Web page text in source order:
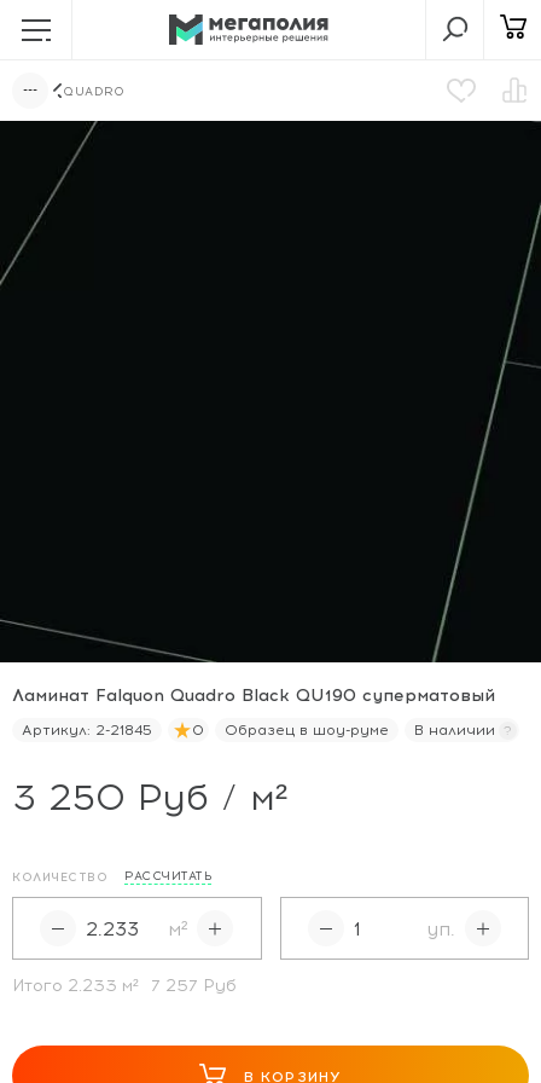
QUADRO
Ламинат Falquon Quadro Black QU190 суперматовый
Артикул: 2-21845 0 Образец в шоу-руме В наличии
3 250 Руб / м²
КОЛИЧЕСТВО РАССЧИТАТЬ
м² уп.
Итого 2.233 м² 7 257 Руб
В КОРЗИНУ